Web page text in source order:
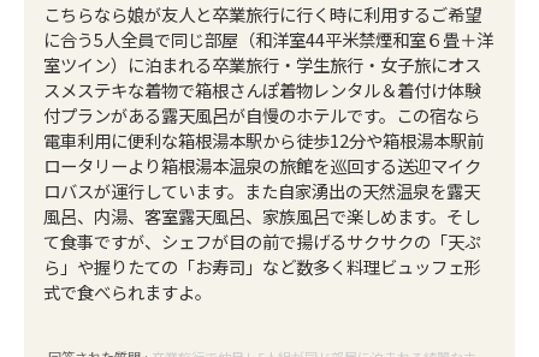
こちらなら娘が友人と卒業旅行に行く時に利用するご希望
に合う5人全員で同じ部屋（和洋室44平米禁煙和室６畳＋洋
室ツイン）に泊まれる卒業旅行・学生旅行・女子旅にオス
スメステキな着物で箱根さんぽ着物レンタル＆着付け体験
付プランがある露天風呂が自慢のホテルです。この宿なら
電車利用に便利な箱根湯本駅から徒歩12分や箱根湯本駅前
ロータリーより箱根湯本温泉の旅館を巡回する送迎マイク
ロバスが運行しています。また自家湧出の天然温泉を露天
風呂、内湯、客室露天風呂、家族風呂で楽しめます。そし
て食事ですが、シェフが目の前で揚げるサクサクの「天ぷ
ら」や握りたての「お寿司」など数多く料理ビュッフェ形
式で食べられますよ。